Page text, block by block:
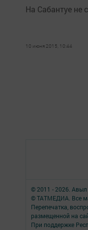
На Сабантуе не
10 июня 2015, 10:44
© 2011 - 2026.
© ТАТМЕДИА. Все
Перепечатка,
размещенной на
При поддержке